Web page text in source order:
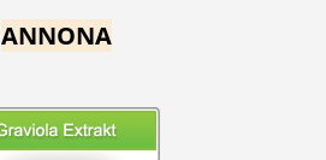
ANNONA